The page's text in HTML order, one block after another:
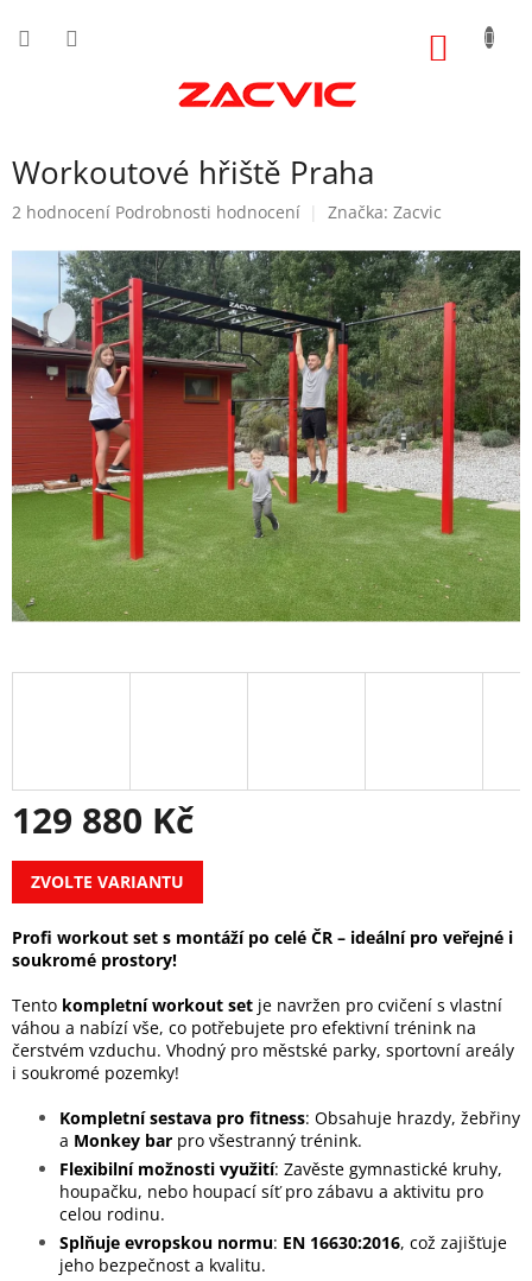
Workoutové hřiště Praha
Průměrné
produktu
5,0
z
5
hvězdiček.
2 hodnocení Podrobnosti hodnocení Značka: Zacvic
129 880 Kč
Měrná
cena:
ZVOLTE VARIANTU
Profi workout set s montáží po celé ČR – ideální pro veřejné i
soukromé prostory!
Tento kompletní workout set je navržen pro cvičení s vlastní
váhou a nabízí vše, co potřebujete pro efektivní trénink na
čerstvém vzduchu. Vhodný pro městské parky, sportovní areály
i soukromé pozemky!
Kompletní sestava pro fitness: Obsahuje hrazdy, žebřiny
a Monkey bar pro všestranný trénink.
Flexibilní možnosti využití: Zavěste gymnastické kruhy,
houpačku, nebo houpací síť pro zábavu a aktivitu pro
celou rodinu.
Splňuje evropskou normu: EN 16630:2016, což zajišťuje
jeho bezpečnost a kvalitu.